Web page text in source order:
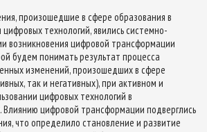
произошедшие в сфере образования в
технологий, явились системно-
возникновения цифровой трансформации
будем понимать результат процесса
изменений, произошедших в сфере
так и негативных), при активном и
цифровых технологий в
Влиянию цифровой трансформации подверглись
что определило становление и развитие